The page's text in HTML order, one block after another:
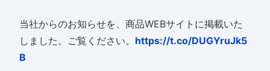
当社からのお知らせを、商品WEBサイトに掲載いた
しました。ご覧ください。 https://t.co/DUGYruJk5
B